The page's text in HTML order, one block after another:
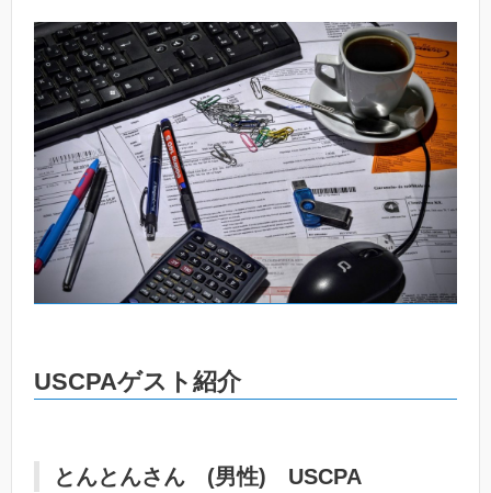
USCPAゲスト紹介
とんとんさん (男性) USCPA